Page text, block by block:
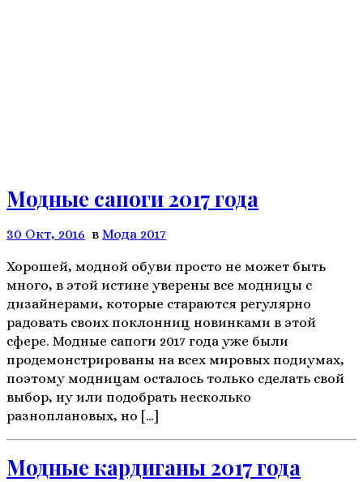
Модные сапоги 2017 года
30 Окт, 2016 в Мода 2017
Хорошей, модной обуви просто не может быть
много, в этой истине уверены все модницы с
дизайнерами, которые стараются регулярно
радовать своих поклонниц новинками в этой
сфере. Модные сапоги 2017 года уже были
продемонстрированы на всех мировых подиумах,
поэтому модницам осталось только сделать свой
выбор, ну или подобрать несколько
разноплановых, но […]
Модные кардиганы 2017 года